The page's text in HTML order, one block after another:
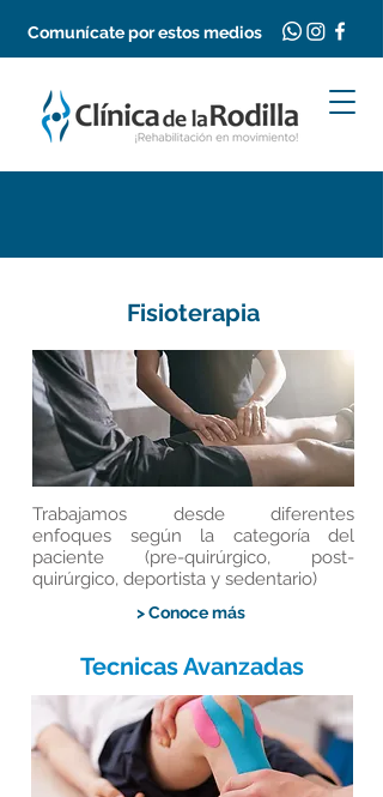
Comunícate por estos medios
Fisioterapia
Trabajamos desde diferentes
enfoques según la categoría del
paciente (pre-quirúrgico, post-
quirúrgico, deportista y sedentario)
> Conoce más
Tecnicas Avanzadas